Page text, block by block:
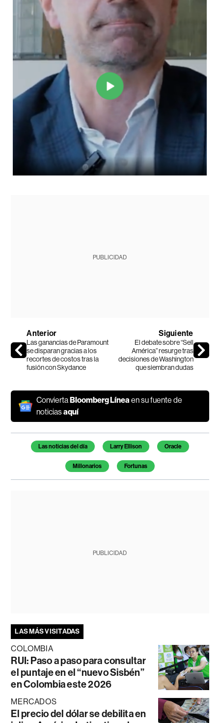
PUBLICIDAD
Anterior
Las ganancias de Paramount
se disparan gracias a los
recortes de costos tras la
fusión con Skydance
Siguiente
El debate sobre “Sell
América” resurge tras
decisiones de Washington
que siembran dudas
ConviertaBloomberg Línea en su fuente de
noticiasaquí
Temas de este artículo
Las noticias del día Larry Ellison Oracle
Millonarios Fortunas
PUBLICIDAD
LAS MÁS VISITADAS
COLOMBIA
RUI: Paso a paso para consultar
el puntaje en el “nuevo Sisbén”
en Colombia este 2026
MERCADOS
El precio del dólar se debilita en